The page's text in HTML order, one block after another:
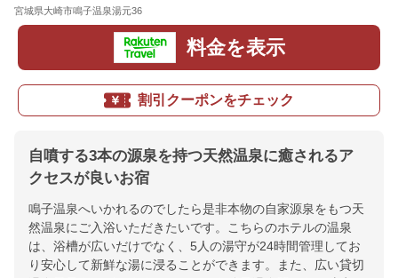
宮城県大崎市鳴子温泉湯元36
料金を表示
割引クーポンをチェック
自噴する3本の源泉を持つ天然温泉に癒されるア
クセスが良いお宿
鳴子温泉へいかれるのでしたら是非本物の自家源泉をもつ天
然温泉にご入浴いただきたいです。こちらのホテルの温泉
は、浴槽が広いだけでなく、5人の湯守が24時間管理してお
り安心して新鮮な湯に浸ることができます。また、広い貸切